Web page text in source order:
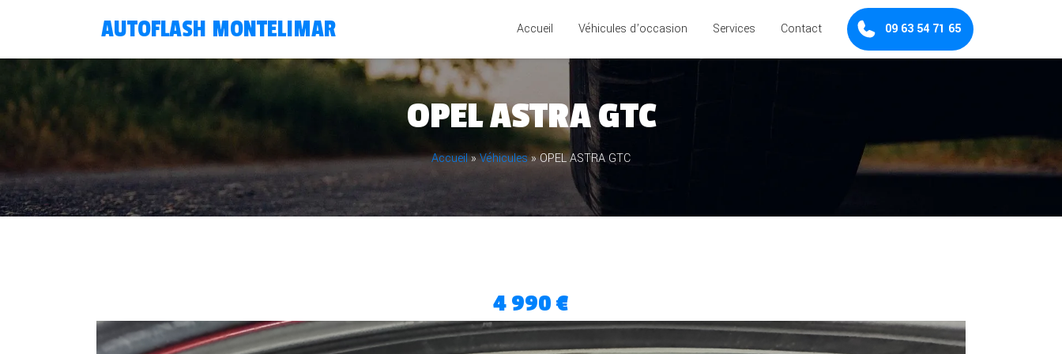
AUTOFLASH MONTELIMAR Accueil Véhicules d’occasion Services Contact 09 63 54 71 65
OPEL ASTRA GTC
Accueil»Véhicules»OPEL ASTRA GTC
4 990 €